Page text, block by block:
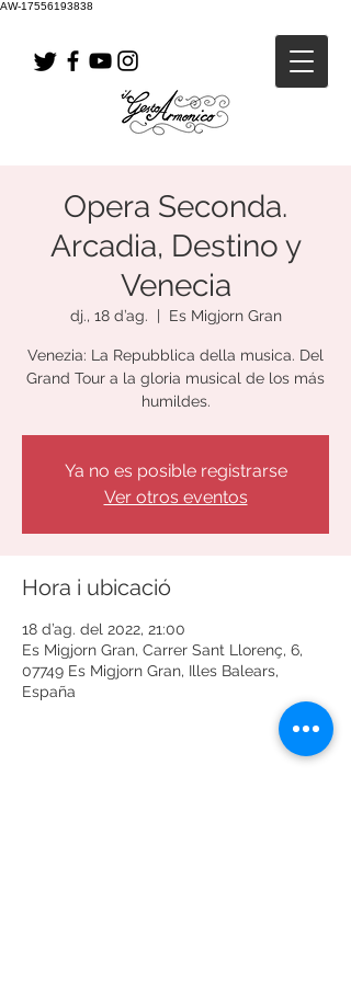
AW-17556193838
Opera Seconda.
Arcadia, Destino y
Venecia
dj., 18 d’ag.
  |
Es Migjorn Gran
Venezia: La Repubblica della musica. Del
Grand Tour a la gloria musical de los más
humildes.
Ya no es posible registrarse
Ver otros eventos
Hora i ubicació
18 d’ag. del 2022, 21:00
Es Migjorn Gran, Carrer Sant Llorenç, 6,
07749 Es Migjorn Gran, Illes Balears,
España